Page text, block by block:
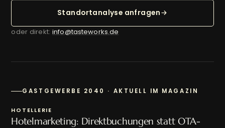
Standortanalyse anfragen
oder direkt:info@tasteworks.de
GASTGEWERBE 2040 · AKTUELL IM MAGAZIN
HOTELLERIE
Hotelmarketing: Direktbuchungen statt OTA-